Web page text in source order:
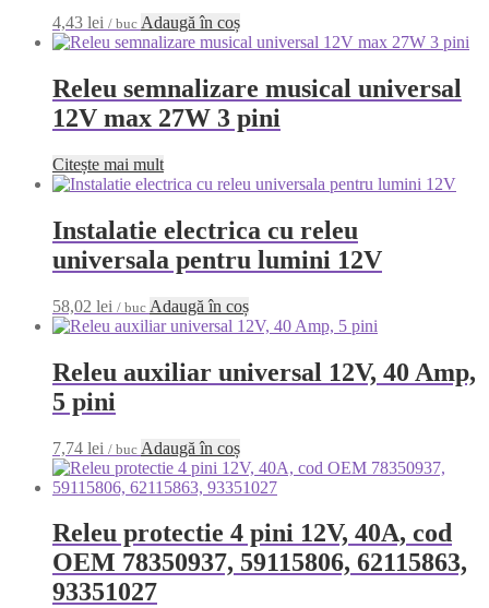
4,43 lei / buc Adaugă în coș
Releu semnalizare musical universal
12V max 27W 3 pini
Citește mai mult
Instalatie electrica cu releu
universala pentru lumini 12V
58,02 lei / buc Adaugă în coș
Releu auxiliar universal 12V, 40 Amp,
5 pini
7,74 lei / buc Adaugă în coș
Releu protectie 4 pini 12V, 40A, cod
OEM 78350937, 59115806, 62115863,
93351027